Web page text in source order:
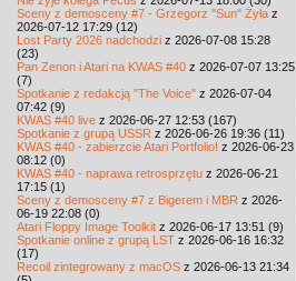
Sceny z demosceny #7 - Grzegorz "Sun" Żyła z
2026-07-12 17:29 (12)
Lost Party 2026 nadchodzi z 2026-07-08 15:28
(23)
Pan Zenon i Atari na KWAS #40 z 2026-07-07 13:25
(7)
Spotkanie z redakcją "The Voice" z 2026-07-04
07:42 (9)
KWAS #40 live z 2026-06-27 12:53 (167)
Spotkanie z grupą USSR z 2026-06-26 19:36 (11)
KWAS #40 - zabierzcie Atari Portfolio! z 2026-06-23
08:12 (0)
KWAS #40 - naprawa retrosprzętu z 2026-06-21
17:15 (1)
Sceny z demosceny #7 z Bigerem i MBR z 2026-
06-19 22:08 (0)
Atari Floppy Image Toolkit z 2026-06-17 13:51 (9)
Spotkanie online z grupą LST z 2026-06-16 16:32
(17)
Recoil zintegrowany z macOS z 2026-06-13 21:34